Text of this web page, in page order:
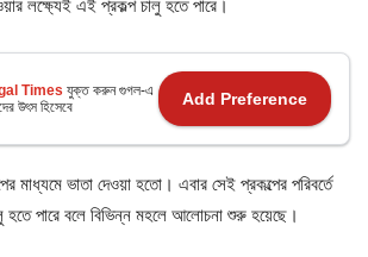
লক্ষ্যেই এই প্রকল্প চালু হতে পারে।
Times যুক্ত করুন গুগল-এ
উৎস হিসেবে
Add Preference
মাধ্যমে ভাতা দেওয়া হতো। এবার সেই প্রকল্পের পরিবর্তে
হতে পারে বলে বিভিন্ন মহলে আলোচনা শুরু হয়েছে।